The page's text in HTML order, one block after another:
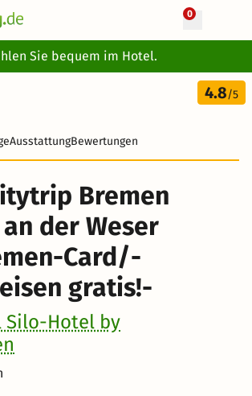
0
Sie bequem im Hotel.
4 Tage
209 €
4.8/5
AusstattungBewertungen
Bremen
der Weser
Card/-
gratis!-
Silo-Hotel by